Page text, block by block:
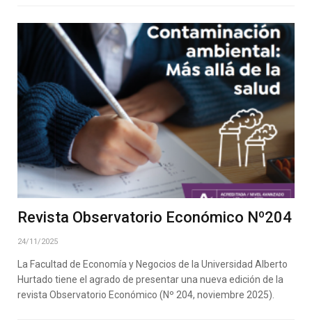
Revista Observatorio Económico Nº204
24/11/2025
La Facultad de Economía y Negocios de la Universidad Alberto
Hurtado tiene el agrado de presentar una nueva edición de la
revista Observatorio Económico (Nº 204, noviembre 2025).